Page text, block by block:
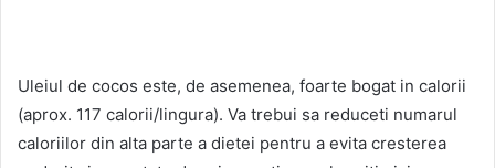
Uleiul de cocos este, de asemenea, foarte bogat in calorii
(aprox. 117 calorii/lingura). Va trebui sa reduceti numarul
caloriilor din alta parte a dietei pentru a evita cresterea